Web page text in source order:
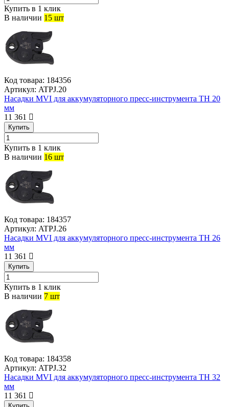
Купить в 1 клик
В наличии 15 шт
Код товара: 184356
Артикул: ATPJ.20
Насадки MVI для аккумуляторного пресс-инструмента TH 20
мм
11 361
Купить
Купить в 1 клик
В наличии 16 шт
Код товара: 184357
Артикул: ATPJ.26
Насадки MVI для аккумуляторного пресс-инструмента TH 26
мм
11 361
Купить
Купить в 1 клик
В наличии 7 шт
Код товара: 184358
Артикул: ATPJ.32
Насадки MVI для аккумуляторного пресс-инструмента TH 32
мм
11 361